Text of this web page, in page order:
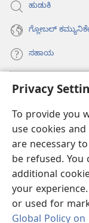
Privacy
To provide you
use cookies
are necessary
be refused.
additional
your
or used for
ಹುಡುಕಿ
ಗ್ಲೋಬಲ್‌
ಸಹಾಯ
ಕಾಣಿಕೆಗಳು
(opens
window)ವಾಚ್‌ಟವರ್‌
(opens
new
window)
®
(opens
new
JW ಲೈಬ್ರರಿಆ್ಯಪ್‌